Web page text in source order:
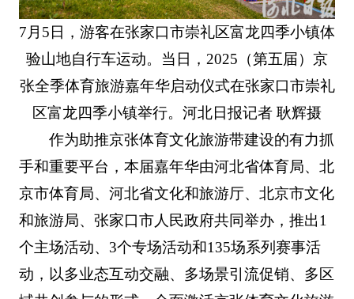
7月5日，游客在张家口市崇礼区富龙四季小镇体
验山地自行车运动。当日，2025（第五届）京
张全季体育旅游嘉年华启动仪式在张家口市崇礼
区富龙四季小镇举行。河北日报记者 耿辉摄
作为助推京张体育文化旅游带建设的有力抓
手和重要平台，本届嘉年华由河北省体育局、北
京市体育局、河北省文化和旅游厅、北京市文化
和旅游局、张家口市人民政府共同举办，推出1
个主场活动、3个专场活动和135场系列赛事活
动，以多业态互动交融、多场景引流促销、多区